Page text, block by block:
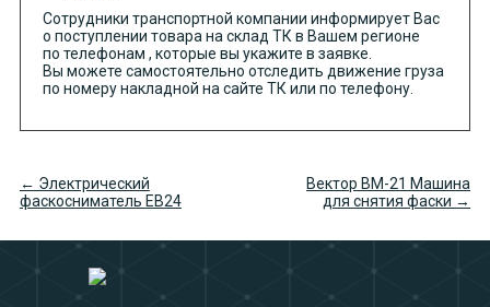
Сотрудники транспортной компании информирует Вас
о поступлении товара на склад ТК в Вашем регионе
по телефонам , которые вы укажите в заявке.
Вы можете самостоятельно отследить движение груза
по номеру накладной на сайте ТК или по телефону.
← Электрический
фаскосниматель EB24
Вектор ВМ-21 Машина
для снятия фаски →